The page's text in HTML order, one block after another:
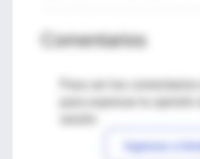
Comentarios
Para ver los
Ingresar a